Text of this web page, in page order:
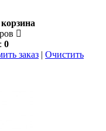
0
заказ | Очистить